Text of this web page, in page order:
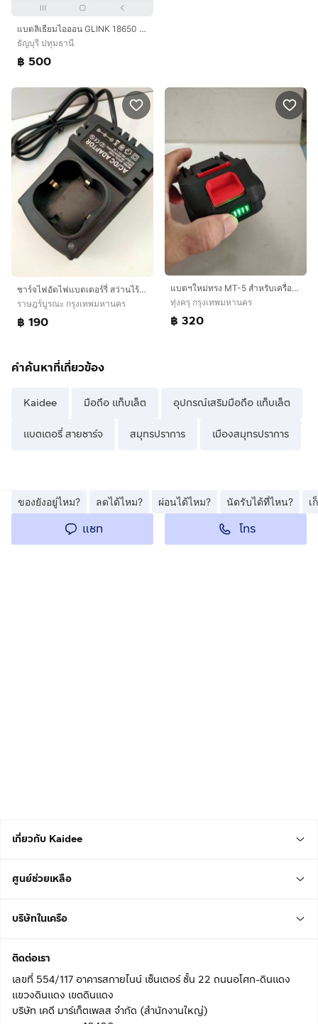
แบตลิเธียมไอออน GLINK 18650 2000mAh แบตใหม่ 100 เปอร์เซ็นต์ 18 ก้อน มี มอก
ธัญบุรี ปทุมธานี
฿ 500
ชาร์จไฟอัดไฟแบตเตอร์รี่ สว่านไร้สายทรงสี่เหลี่ยม 16V มีเก็บปลายทาง
ราษฎร์บูรณะ กรุงเทพมหานคร
฿ 190
แบตฯใหม่ทรง MT-5 สําหรับเครื่องเป่าลม เลื่อย สว่าน เครื่องฉีดน้ํา และอื่นๆ
ทุ่งครุ กรุงเทพมหานคร
฿ 320
คำค้นหาที่เกี่ยวข้อง
Kaidee มือถือ แท็บเล็ต อุปกรณ์เสริมมือถือ แท็บเล็ต
แบตเตอรี่ สายชาร์จ สมุทรปราการ เมืองสมุทรปราการ
ของยังอยู่ไหม? ลดได้ไหม? ผ่อนได้ไหม? นัดรับได้ที่ไหน? เ
แชท โทร
เกี่ยวกับ Kaidee
ศูนย์ช่วยเหลือ
บริษัทในเครือ
ติดต่อเรา
เลขที่ 554/117 อาคารสกายไนน์ เซ็นเตอร์ ชั้น 22 ถนนอโศก-ดินแดง
แขวงดินแดง เขตดินแดง
บริษัท เคดี มาร์เก็ตเพลส จำกัด (สำนักงานใหญ่)